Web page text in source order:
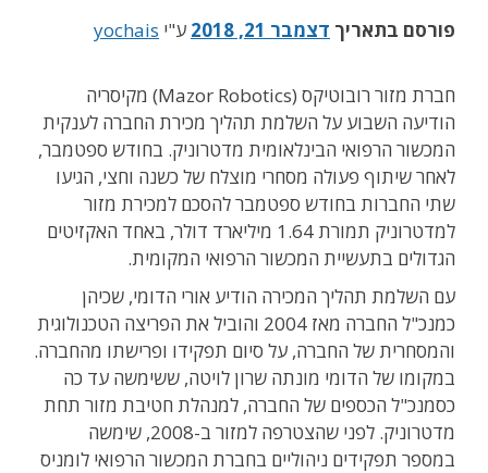
פורסם בתאריך דצמבר 21, 2018 ע"י yochais
חברת מזור רובוטיקס (Mazor Robotics) מקיסריה
הודיעה השבוע על השלמת תהליך מכירת החברה לענקית
המכשור הרפואי הבינלאומית מדטרוניק. בחודש ספטמבר,
לאחר שיתוף פעולה מסחרי מוצלח של כשנה וחצי, הגיעו
שתי החברות בחודש ספטמבר להסכם למכירת מזור
למדטרוניק תמורת 1.64 מיליארד דולר, באחד האקזיטים
הגדולים בתעשיית המכשור הרפואי המקומית.
עם השלמת תהליך המכירה הודיע אורי הדומי, שכיהן
כמנכ"ל החברה מאז 2004 והוביל את הפריצה הטכנולוגית
והמסחרית של החברה, על סיום תפקידו ופרישתו מהחברה.
במקומו של הדומי מונתה שרון לויטה, ששימשה עד כה
כסמנכ"ל הכספים של החברה, למנהלת חטיבת מזור תחת
מדטרוניק. לפני שהצטרפה למזור ב-2008, שימשה
במספר תפקידים ניהוליים בחברת המכשור הרפואי לומניס